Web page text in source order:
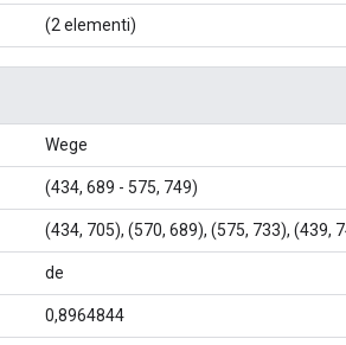
(2 elementi)
Wege
(434, 689 - 575, 749)
(434, 705), (570, 689), (575, 733), (439,
de
0,8964844